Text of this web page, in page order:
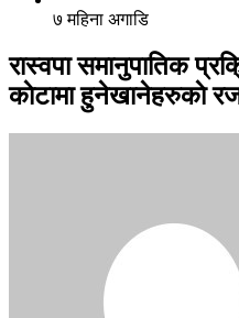
७ महिना अगाडि
रास्वपा समानुपातिक
काेटामा हुनेखानेहरुकाे